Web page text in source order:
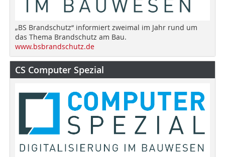
„BS Brandschutz“ informiert zweimal im Jahr rund um
das Thema Brandschutz am Bau.
www.bsbrandschutz.de
CS Computer Spezial